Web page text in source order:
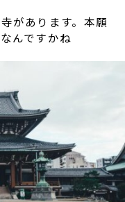
があります。本願
んですかね